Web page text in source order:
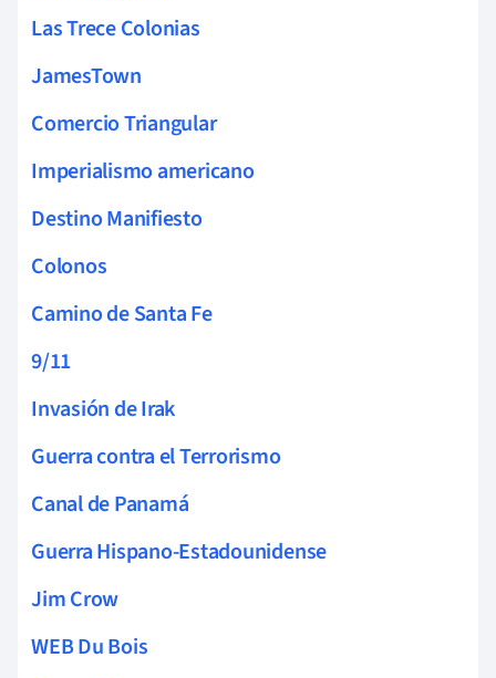
Las Trece Colonias
JamesTown
Comercio Triangular
Imperialismo americano
Destino Manifiesto
Colonos
Camino de Santa Fe
9/11
Invasión de Irak
Guerra contra el Terrorismo
Canal de Panamá
Guerra Hispano-Estadounidense
Jim Crow
WEB Du Bois